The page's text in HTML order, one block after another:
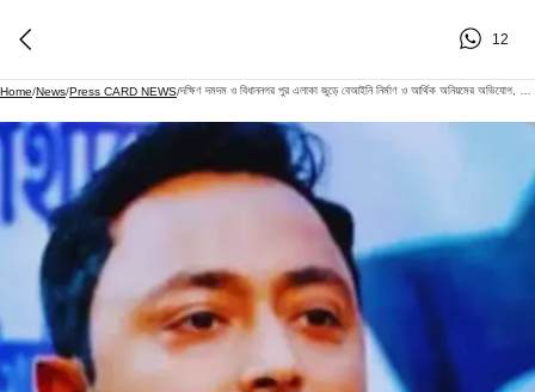
12
Home/News/Press CARD NEWS/